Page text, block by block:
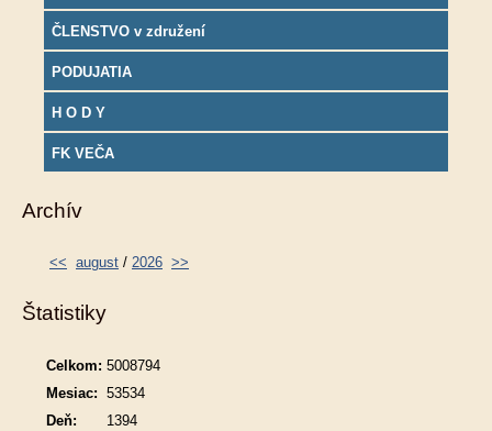
ČLENSTVO v združení
PODUJATIA
H O D Y
FK VEČA
Archív
<< august / 2026 >>
Štatistiky
Celkom: 5008794
Mesiac: 53534
Deň:
1394